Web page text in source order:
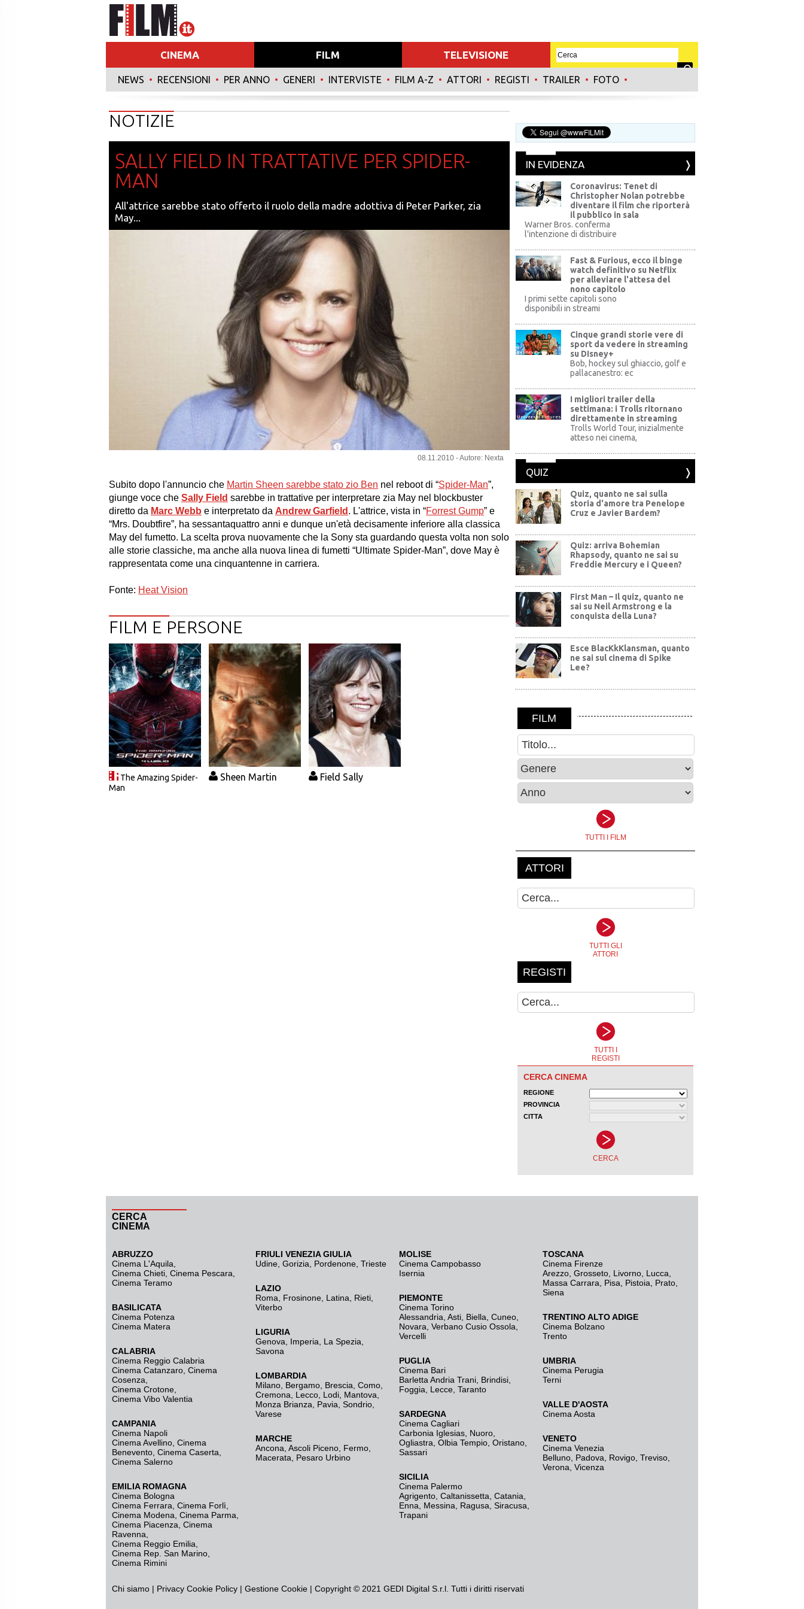
CINEMA FILM TELEVISIONE
NEWS • RECENSIONI • PER ANNO • GENERI • INTERVISTE • FILM A-Z • ATTORI • REGISTI • TRAILER • FOTO •
NOTIZIE
SALLY FIELD IN TRATTATIVE PER SPIDER-
MAN
All'attrice sarebbe stato offerto il ruolo della madre adottiva di Peter Parker, zia
May...
08.11.2010 - Autore: Nexta
Subito dopo l'annuncio che Martin Sheen sarebbe stato zio Ben nel reboot di “Spider-Man”,
giunge voce che Sally Field sarebbe in trattative per interpretare zia May nel blockbuster
diretto da Marc Webb e interpretato da Andrew Garfield . L'attrice, vista in “Forrest Gump” e
“Mrs. Doubtfire”, ha sessantaquattro anni e dunque un'età decisamente inferiore alla classica
May del fumetto. La scelta prova nuovamente che la Sony sta guardando questa volta non solo
alle storie classiche, ma anche alla nuova linea di fumetti “Ultimate Spider-Man”, dove May è
rappresentata come una cinquantenne in carriera.
Fonte: Heat Vision
FILM E PERSONE
The Amazing Spider-
Man
Sheen Martin Field Sally
IN EVIDENZA
WB
Coronavirus: Tenet di
Christopher Nolan potrebbe
diventare il film che riporterà
il pubblico in sala
Warner Bros. conferma
l'intenzione di distribuire
Fast & Furious, ecco il binge
watch definitivo su Netflix
per alleviare l'attesa del
nono capitolo
I primi sette capitoli sono
disponibili in streami
Disney+
Cinque grandi storie vere di
sport da vedere in streaming
su DIsney+
Bob, hockey sul ghiaccio, golf e
pallacanestro: ec
Universal Pictures
I migliori trailer della
settimana: i Trolls ritornano
direttamente in streaming
Trolls World Tour, inizialmente
atteso nei cinema,
QUIZ
Quiz, quanto ne sai sulla
storia d'amore tra Penelope
Cruz e Javier Bardem?
Quiz: arriva Bohemian
Rhapsody, quanto ne sai su
Freddie Mercury e i Queen?
First Man – Il quiz, quanto ne
sai su Neil Armstrong e la
conquista della Luna?
Esce BlacKkKlansman, quanto
ne sai sul cinema di Spike
Lee?
CERCA
CINEMA
ABRUZZO
Cinema L'Aquila
Cinema Chieti, Cinema Pescara,
Cinema Teramo
BASILICATA
Cinema Potenza
Cinema Matera
CALABRIA
Cinema Reggio Calabria
Cinema Catanzaro Cinema
Cosenza
Cinema Crotone
Cinema Vibo Valentia
CAMPANIA
Cinema Napoli
Cinema Avellino Cinema
Benevento Cinema Caserta
Cinema Salerno
EMILIA ROMAGNA
Cinema Bologna
Cinema Ferrara Cinema Forlì
Cinema Modena Cinema Parma
Cinema Piacenza Cinema
Ravenna
Cinema Reggio Emilia
Cinema Rep. San Marino
Cinema Rimini
FRIULI VENEZIA GIULIA
Udine Gorizia Pordenone Trieste
LAZIO
Roma
Frosinone Latina Rieti
Viterbo
LIGURIA
Genova
Imperia La Spezia
Savona
LOMBARDIA
Milano Bergamo Brescia, Como
Cremona
Lecco Lodi Mantova
Monza Brianza
Pavia Sondrio
Varese
MARCHE
Ancona Ascoli Piceno Fermo
Macerata
Pesaro Urbino
MOLISE
Cinema Campobasso
Isernia
PIEMONTE
Cinema Torino
Alessandria Asti Biella Cuneo
Novara Verbano Cusio Ossola
Vercelli
PUGLIA
Cinema Bari
Barletta Andria Trani Brindisi
Foggia
Lecce Taranto
SARDEGNA
Cinema Cagliari
Carbonia Iglesias Nuoro
Ogliastra Olbia Tempio Oristano
Sassari
SICILIA
Cinema Palermo
Agrigento Caltanissetta Catania
Enna
Messina Ragusa Siracusa
Trapani
TOSCANA
Cinema Firenze
Arezzo Grosseto Livorno Lucca
Massa Carrara
Pisa Pistoia Prato
Siena
TRENTINO ALTO ADIGE
Cinema Bolzano
Trento
UMBRIA
Cinema Perugia
Terni
VALLE D'AOSTA
Cinema Aosta
VENETO
Cinema Venezia
Belluno Padova Rovigo Treviso
Verona Vicenza
Chi siamo | Privacy Cookie Policy | Gestione Cookie | Copyright © 2021 GEDI Digital S.r.l. Tutti i diritti riservati